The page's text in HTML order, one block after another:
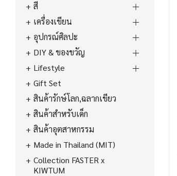
สี
เครื่องเขียน
อุปกรณ์ศิลปะ
DIY & ของขวัญ
Lifestyle
Gift Set
สินค้ารักษ์โลก,ฉลากเขียว
สินค้าสำหรับเด็ก
สินค้าอุตสาหกรรม
Made in Thailand (MIT)
Collection FASTER x
KIWTUM